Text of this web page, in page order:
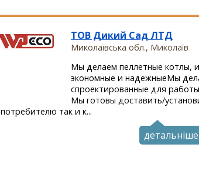
ТОВ Дикий Сад ЛТД
Миколаївська обл., Миколаїв
Мы делаем пеллетные котлы,
экономные и надежныеМы
спроектированные для
Мы готовы доставить/
потребителю так и к...
детальніше